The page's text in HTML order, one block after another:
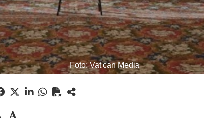
Foto: Vatican Media